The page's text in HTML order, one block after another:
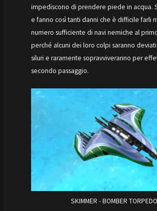
impediscono di prendere piede in acqua.
e fanno così tanti danni che è difficile farli
numero sufficiente di navi nemiche al
perché alcuni dei loro colpi saranno
siluri e raramente sopravviveranno per
secondo passaggio.
SKIMMER - BOMBER TORPEDO